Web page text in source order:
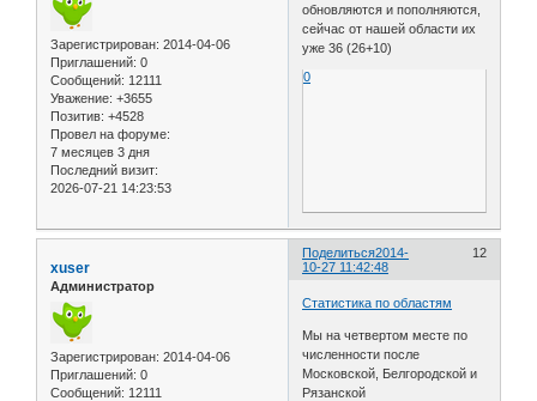
Зарегистрирован: 2014-04-06
Приглашений: 0
Сообщений: 12111
Уважение: +3655
Позитив: +4528
Провел на форуме:
7 месяцев 3 дня
Последний визит:
2026-07-21 14:23:53
обновляются и пополняются,
сейчас от нашей области их
уже 36 (26+10)
0
Поделиться 12
2014-
10-27 11:42:48
xuser
Администратор
Зарегистрирован: 2014-04-06
Приглашений: 0
Сообщений: 12111
Статистика по областям
Мы на четвертом месте по
численности после
Московской, Белгородской и
Рязанской